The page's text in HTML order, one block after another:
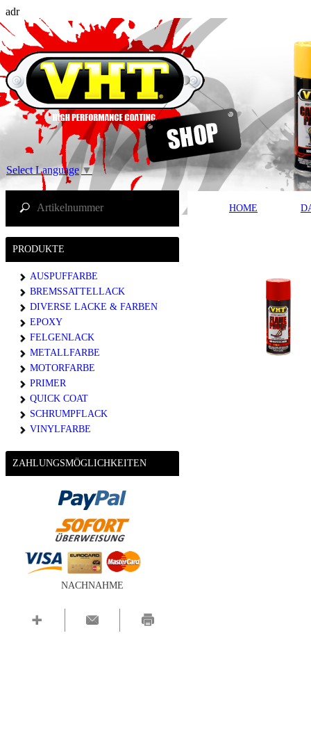
adr
Select Language▼
HOME
PRODUKTE
AUSPUFFARBE
BREMSSATTELLACK
DIVERSE LACKE & FARBEN
EPOXY
FELGENLACK
METALLFARBE
MOTORFARBE
PRIMER
QUICK COAT
SCHRUMPFLACK
VINYLFARBE
ZAHLUNGSMÖGLICHKEITEN
NACHNAHME